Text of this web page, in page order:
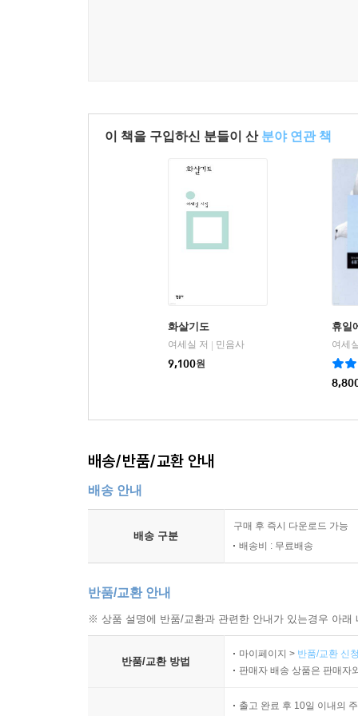
이 책을 구입하신 분들이 산 분야 연관 책
화살기도
여세실 저 | 민음사
9,100원
휴일
여세
배송/반품/교환 안내
배송 안내
배송 구분
구매 후 즉시 다운로드 가능
배송비 : 무료배송
반품/교환 안내
※ 상품 설명에 반품/교환과 관련한 안내가 있는경우 아
반품/교환 방법
마이페이지 > 반품/교환 신
판매자 배송 상품은 판매자
출고 완료 후 10일 이내의